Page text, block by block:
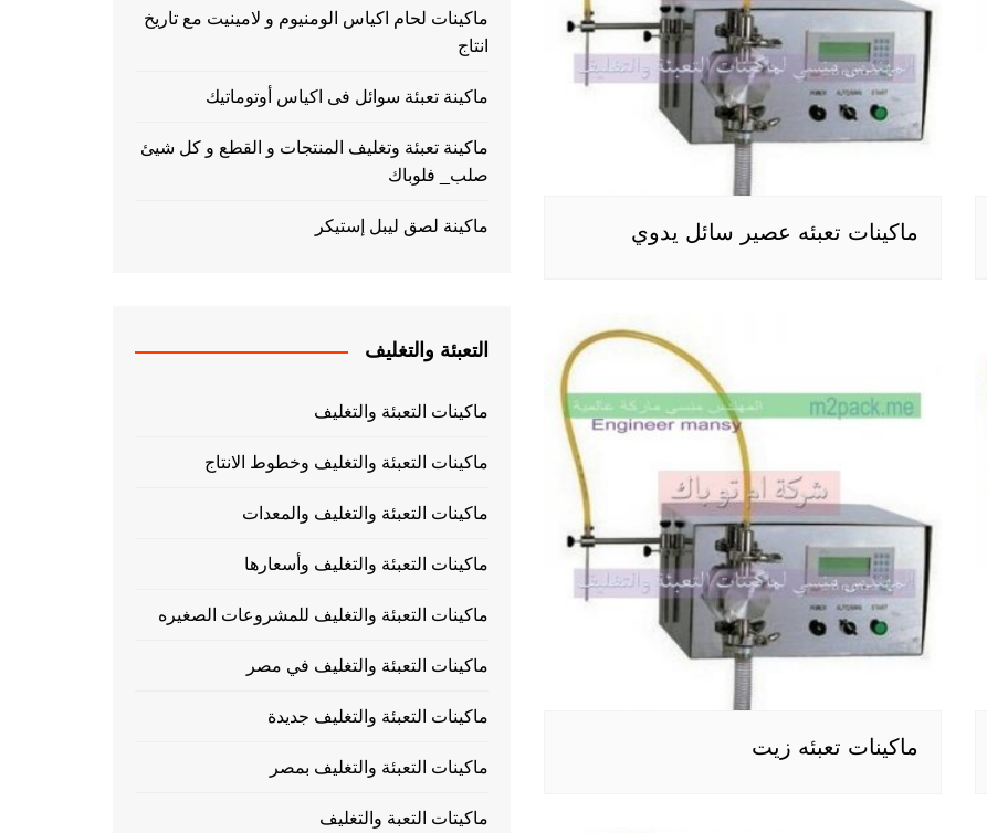
ماكينات تعبئه عصير سائل يدوي
ماكينات تعبئه زيت
ماكينات لحام اكياس الومنيوم و لامينيت مع تاريخ
انتاج
ماكينة تعبئة سوائل فى اكياس أوتوماتيك
ماكينة تعبئة وتغليف المنتجات و القطع و كل شيئ
صلب_ فلوباك
ماكينة لصق ليبل إستيكر
التعبئة والتغليف
ماكينات التعبئة والتغليف
ماكينات التعبئة والتغليف وخطوط الانتاج
ماكينات التعبئة والتغليف والمعدات
ماكينات التعبئة والتغليف وأسعارها
ماكينات التعبئة والتغليف للمشروعات الصغيره
ماكينات التعبئة والتغليف في مصر
ماكينات التعبئة والتغليف جديدة
ماكينات التعبئة والتغليف بمصر
ماكيتات التعبة والتغليف